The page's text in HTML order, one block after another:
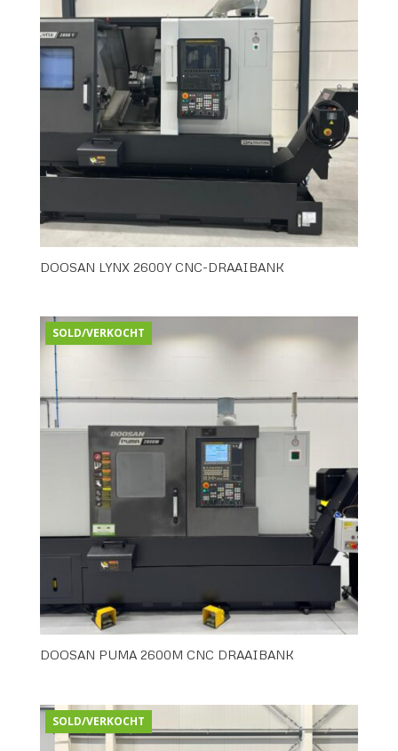
DOOSAN LYNX 2600Y CNC-DRAAIBANK
SOLD/VERKOCHT
DOOSAN PUMA 2600M CNC DRAAIBANK
SOLD/VERKOCHT